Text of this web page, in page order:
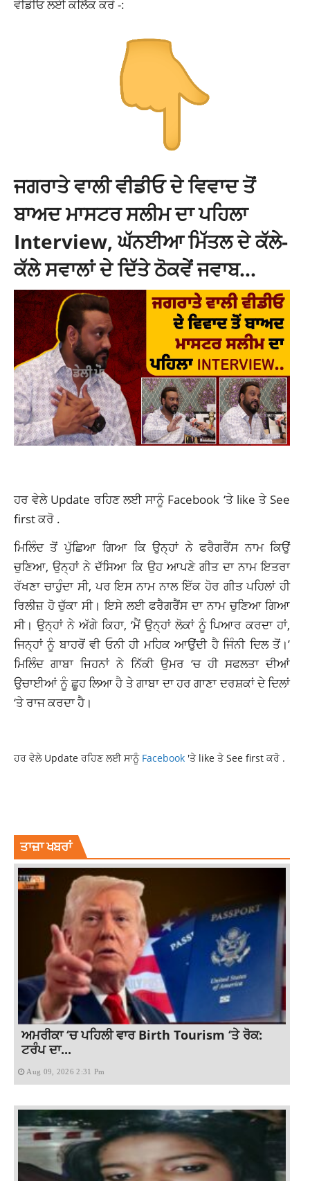
ਵੀਡੀਓ ਲਈ ਕਲਿੱਕ ਕਰੋ -:
ਜਗਰਾਤੇ ਵਾਲੀ ਵੀਡੀਓ ਦੇ ਵਿਵਾਦ ਤੋਂ
ਬਾਅਦ ਮਾਸਟਰ ਸਲੀਮ ਦਾ ਪਹਿਲਾ
Interview, ਘੱਨਈਆ ਮਿੱਤਲ ਦੇ ਕੱਲੇ-
ਕੱਲੇ ਸਵਾਲਾਂ ਦੇ ਦਿੱਤੇ ਠੋਕਵੇਂ ਜਵਾਬ…
ਹਰ ਵੇਲੇ Update ਰਹਿਣ ਲਈ ਸਾਨੂੰ Facebook ‘ਤੇ like ਤੇ See
first ਕਰੋ .
ਮਿਲਿੰਦ ਤੋਂ ਪੁੱਛਿਆ ਗਿਆ ਕਿ ਉਨ੍ਹਾਂ ਨੇ ਫਰੈਗਰੈਂਸ ਨਾਮ ਕਿਉਂ
ਚੁਣਿਆ, ਉਨ੍ਹਾਂ ਨੇ ਦੱਸਿਆ ਕਿ ਉਹ ਆਪਣੇ ਗੀਤ ਦਾ ਨਾਮ ਇਤਰਾ
ਰੱਖਣਾ ਚਾਹੁੰਦਾ ਸੀ, ਪਰ ਇਸ ਨਾਮ ਨਾਲ ਇੱਕ ਹੋਰ ਗੀਤ ਪਹਿਲਾਂ ਹੀ
ਰਿਲੀਜ਼ ਹੋ ਚੁੱਕਾ ਸੀ। ਇਸੇ ਲਈ ਫਰੈਗਰੈਂਸ ਦਾ ਨਾਮ ਚੁਣਿਆ ਗਿਆ
ਸੀ। ਉਨ੍ਹਾਂ ਨੇ ਅੱਗੇ ਕਿਹਾ, ‘ਮੈਂ ਉਨ੍ਹਾਂ ਲੋਕਾਂ ਨੂੰ ਪਿਆਰ ਕਰਦਾ ਹਾਂ,
ਜਿਨ੍ਹਾਂ ਨੂੰ ਬਾਹਰੋਂ ਵੀ ਓਨੀ ਹੀ ਮਹਿਕ ਆਉਂਦੀ ਹੈ ਜਿੰਨੀ ਦਿਲ ਤੋਂ।’
ਮਿਲਿੰਦ ਗਾਬਾ ਜਿਹਨਾਂ ਨੇ ਨਿੱਕੀ ਉਮਰ ‘ਚ ਹੀ ਸਫਲਤਾ ਦੀਆਂ
ਉਚਾਈਆਂ ਨੂੰ ਛੂਹ ਲਿਆ ਹੈ ਤੇ ਗਾਬਾ ਦਾ ਹਰ ਗਾਣਾ ਦਰਸ਼ਕਾਂ ਦੇ ਦਿਲਾਂ
‘ਤੇ ਰਾਜ ਕਰਦਾ ਹੈ।
ਹਰ ਵੇਲੇ Update ਰਹਿਣ ਲਈ ਸਾਨੂੰ Facebook 'ਤੇ like ਤੇ See first ਕਰੋ .
ਤਾਜ਼ਾ ਖਬਰਾਂ
ਅਮਰੀਕਾ ‘ਚ ਪਹਿਲੀ ਵਾਰ Birth Tourism ‘ਤੇ ਰੋਕ:
ਟਰੰਪ ਦਾ...
Aug 09, 2026 2:31 Pm